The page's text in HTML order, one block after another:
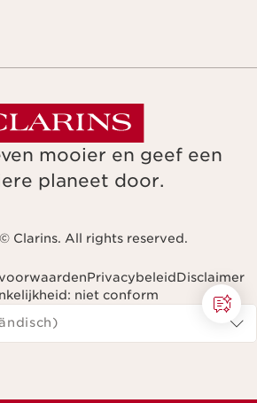
mooier en geef een
planeet door.
Clarins. All rights reserved.
PrivacybeleidDisclaimer
niet conform